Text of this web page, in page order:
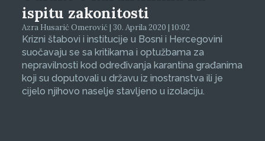
ispitu zakonitosti
Azra Husarić Omerović | 30. Aprila 2020 | 10:02
Krizni štabovi i institucije u Bosni i Hercegovini
suočavaju se sa kritikama i optužbama za
nepravilnosti kod određivanja karantina građanima
koji su doputovali u državu iz inostranstva ili je
cijelo njihovo naselje stavljeno u izolaciju.